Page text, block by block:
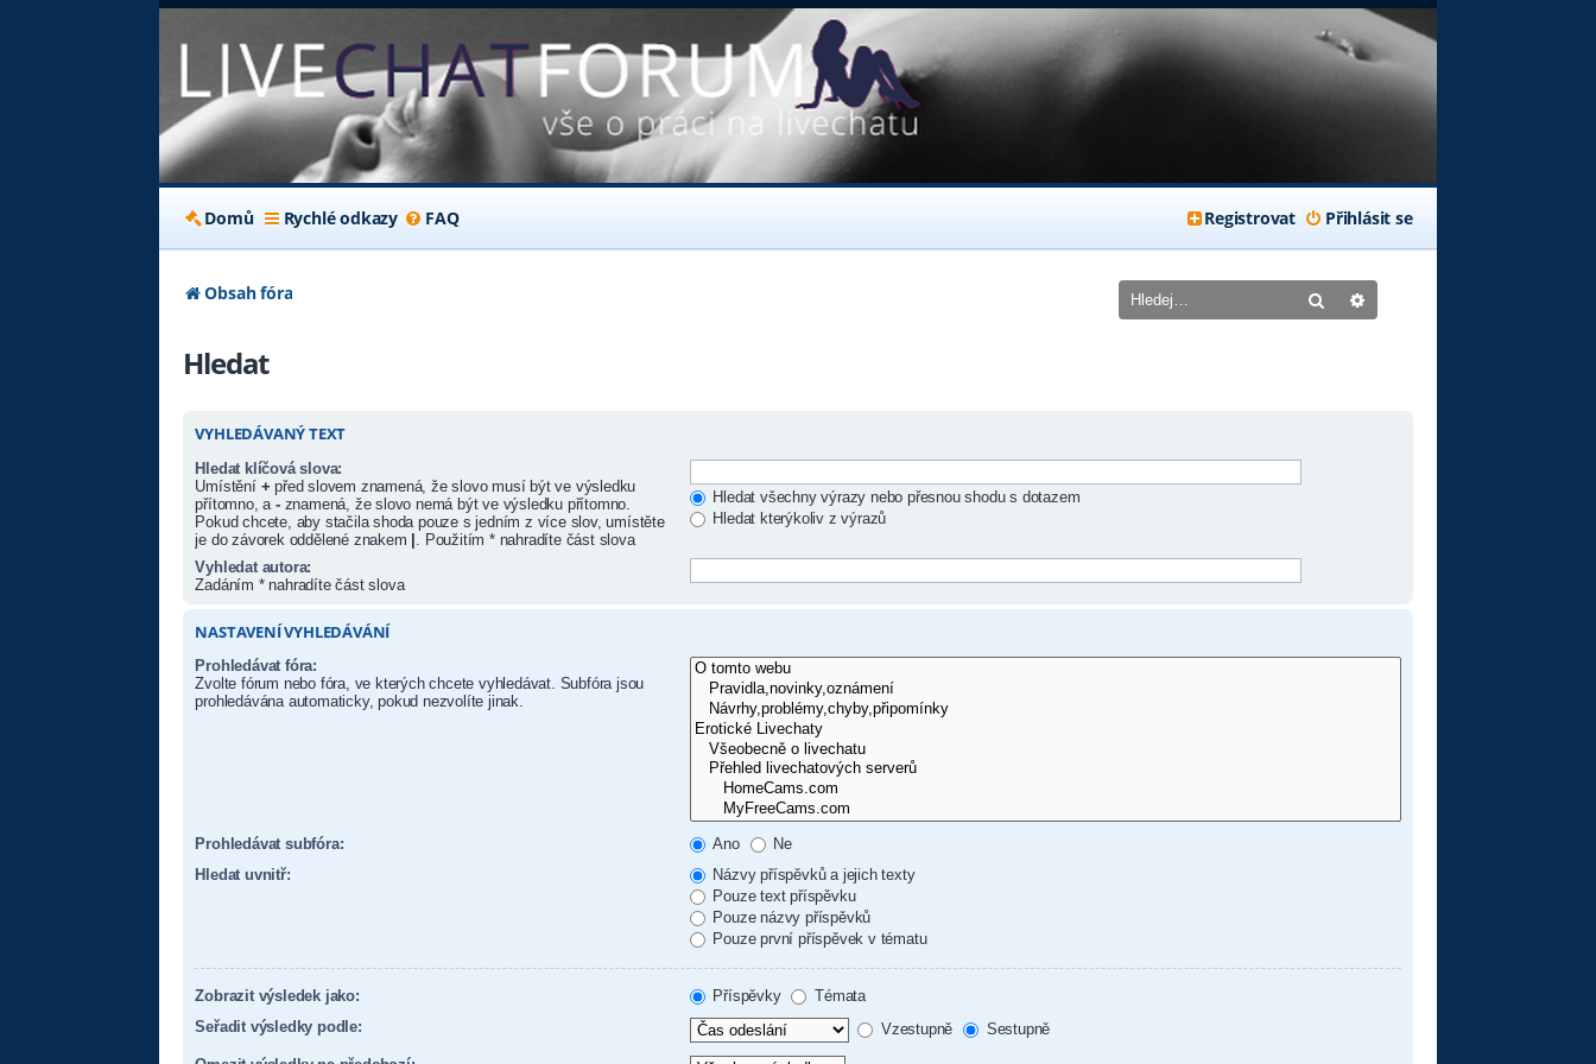
Domů Rychlé odkazy FAQ Přihlásit se
Registrovat
Obsah fóra Hledat
Hledat
VYHLEDÁVANÝ TEXT
Hledat klíčová slova:
Umístění + před slovem znamená, že slovo musí být ve výsledku
přítomno, a -znamená, že slovo nemá být ve výsledku přítomno.
Pokud chcete, aby stačila shoda pouze s jedním z více slov, umístěte
je do závorek oddělené znakem | . Použitím * nahradíte část slova
Hledat všechny výrazy nebo přesnou shodu s dotazem
Hledat kterýkoliv z výrazů
Vyhledat autora:
Zadáním * nahradíte část slova
NASTAVENÍ VYHLEDÁVÁNÍ
Prohledávat fóra:
Zvolte fórum nebo fóra, ve kterých chcete vyhledávat. Subfóra jsou
prohledávána automaticky, pokud nezvolíte jinak.
Prohledávat subfóra: Ano
Ne
Hledat uvnitř:
Názvy příspěvků a jejich texty
Pouze text příspěvku
Pouze názvy příspěvků
Pouze první příspěvek v tématu
Zobrazit výsledek jako: Příspěvky
Témata
Seřadit výsledky podle:
Vzestupně Sestupně